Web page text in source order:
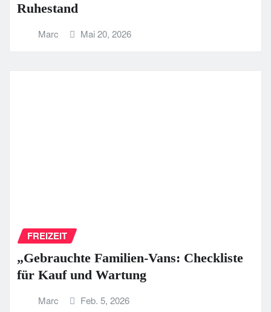
Ruhestand
Marc Mai 20, 2026
FREIZEIT
„Gebrauchte Familien-Vans: Checkliste
für Kauf und Wartung
Marc Feb. 5, 2026